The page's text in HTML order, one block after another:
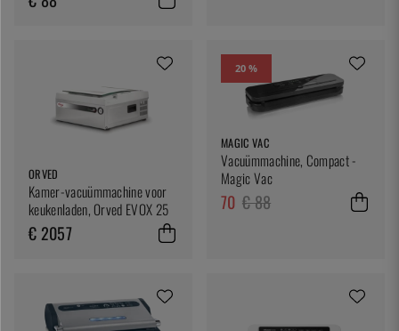
ORVED
Kamer-vacuümmachine voor
keukenladen, Orved EVOX 25
€ 2057
20 %
MAGIC VAC
Vacuümmachine, Compact -
Magic Vac
70 € 88